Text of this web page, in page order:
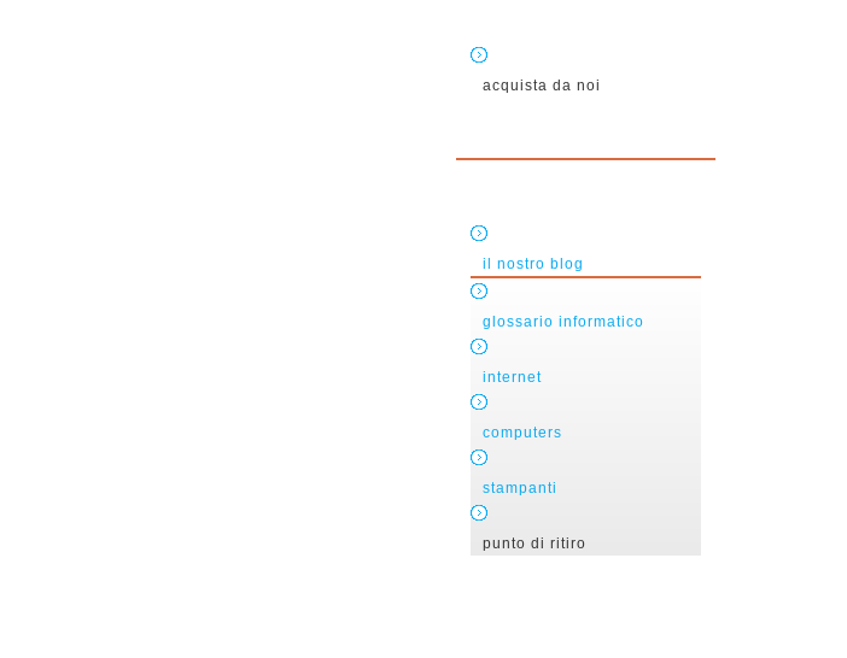
acquista da noi
il nostro blog
glossario informatico
internet
computers
stampanti
punto di ritiro